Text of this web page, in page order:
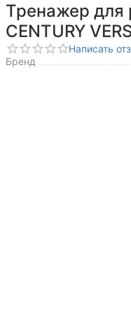
Тренажер для
CENTURY
Написать
Бренд